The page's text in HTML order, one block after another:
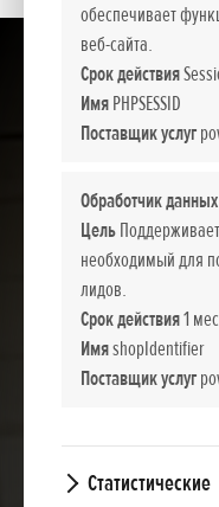
обеспечивает
веб-сайта.
Срок действия
ИмяPHPSESSID
Поставщик услуг
Обработчик данных
Цель
необходимый для
лидов.
Срок действия1
ИмяshopIdentifier
Поставщик услуг
Статистические